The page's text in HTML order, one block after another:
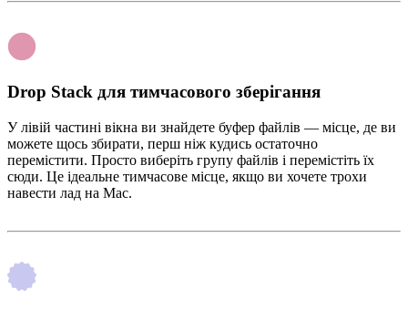
Drop Stack для тимчасового зберігання
У лівій частині вікна ви знайдете буфер файлів — місце, де ви
можете щось збирати, перш ніж кудись остаточно
перемістити. Просто виберіть групу файлів і перемістіть їх
сюди. Це ідеальне тимчасове місце, якщо ви хочете трохи
навести лад на Mac.